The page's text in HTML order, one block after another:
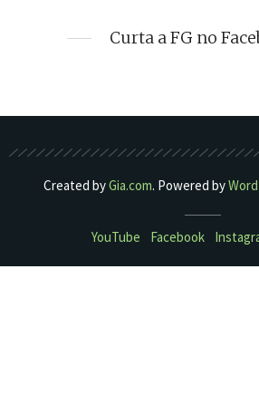
Curta a FG no
Created byGia.com. Powered by
YouTube Facebook